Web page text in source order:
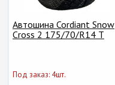
Автошина Cordiant Snow
Cross 2 175/70/R14 T
Под заказ: 4шт.